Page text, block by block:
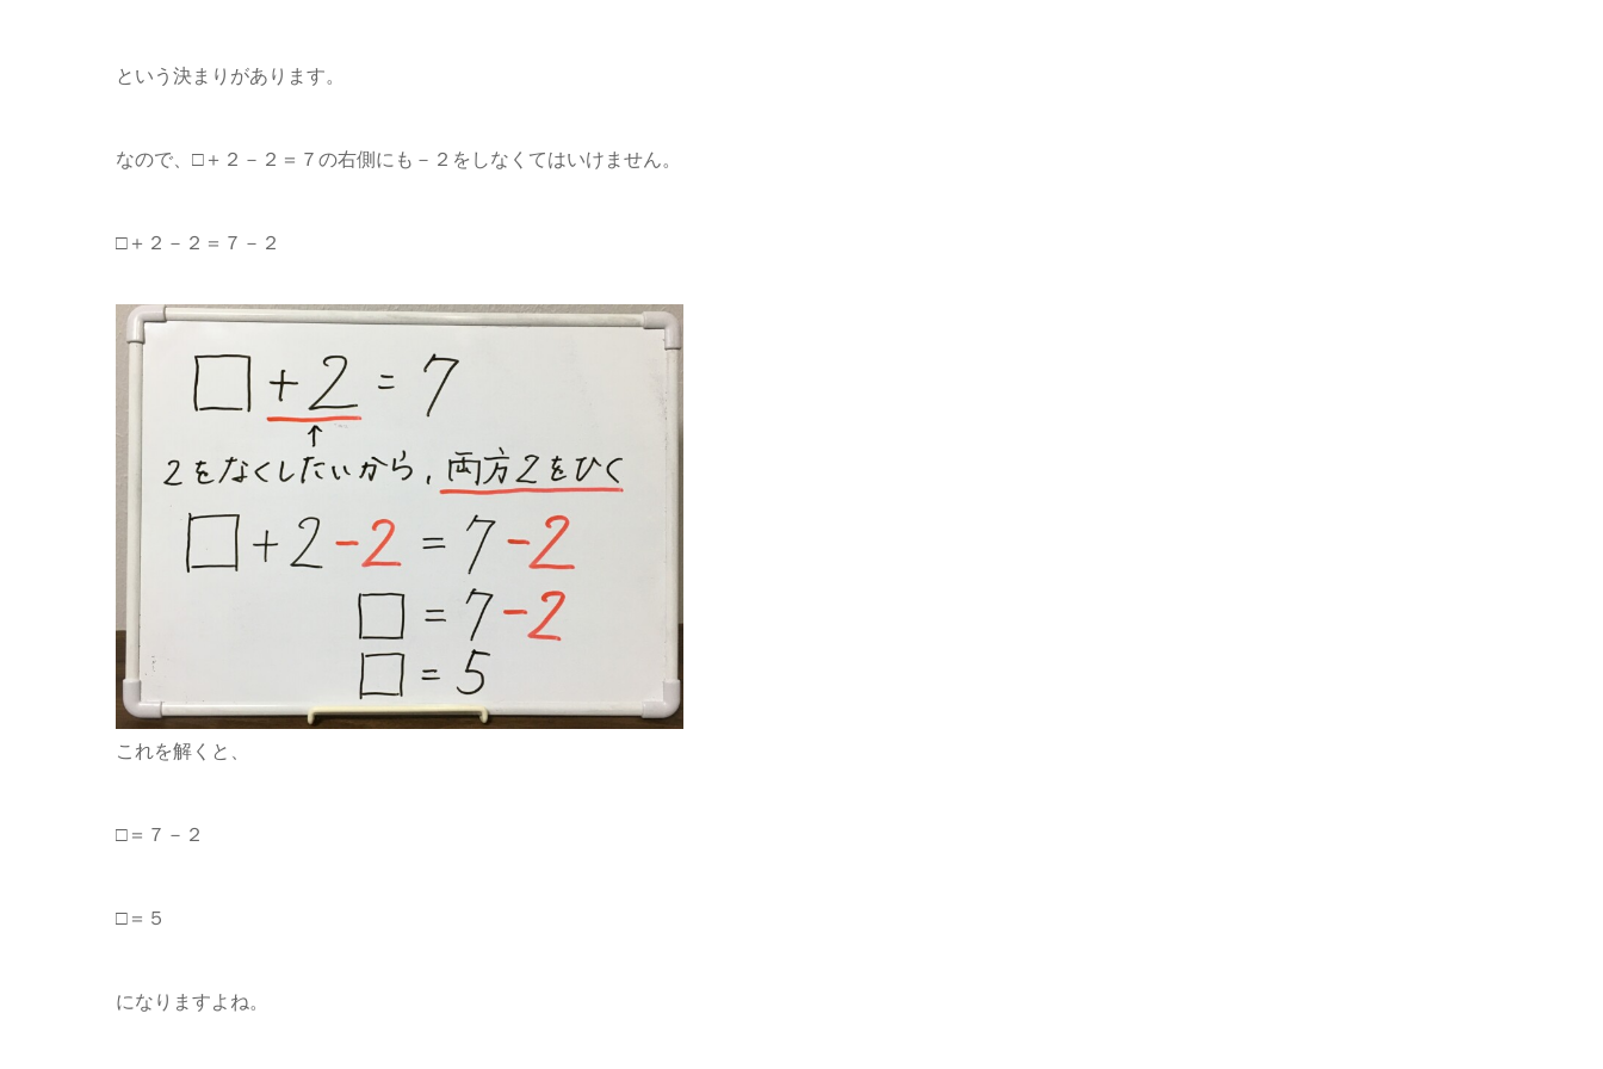
という決まりがあります。
なので、□＋２－２＝７の右側にも－２をしなくてはいけません。
□＋２－２＝７－２
これを解くと、
□＝７－２
□＝５
になりますよね。